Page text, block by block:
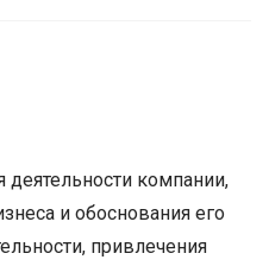
деятельности компании,
и обоснования его
привлечения